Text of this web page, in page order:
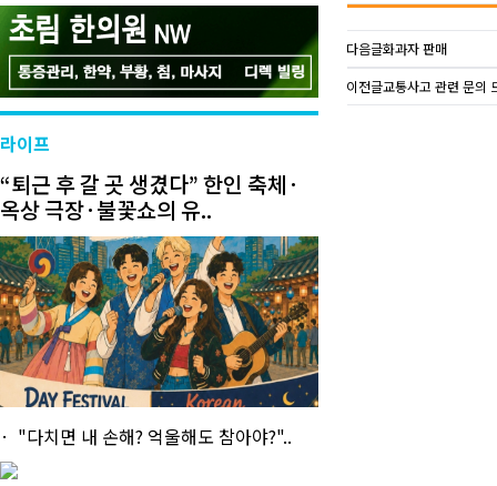
라이프
“퇴근 후 갈 곳 생겼다” 한인 축체·
옥상 극장·불꽃쇼의 유..
"다치면 내 손해? 억울해도 참아야?"..
다음글화과자 판매
이전글교통사고 관련 문의